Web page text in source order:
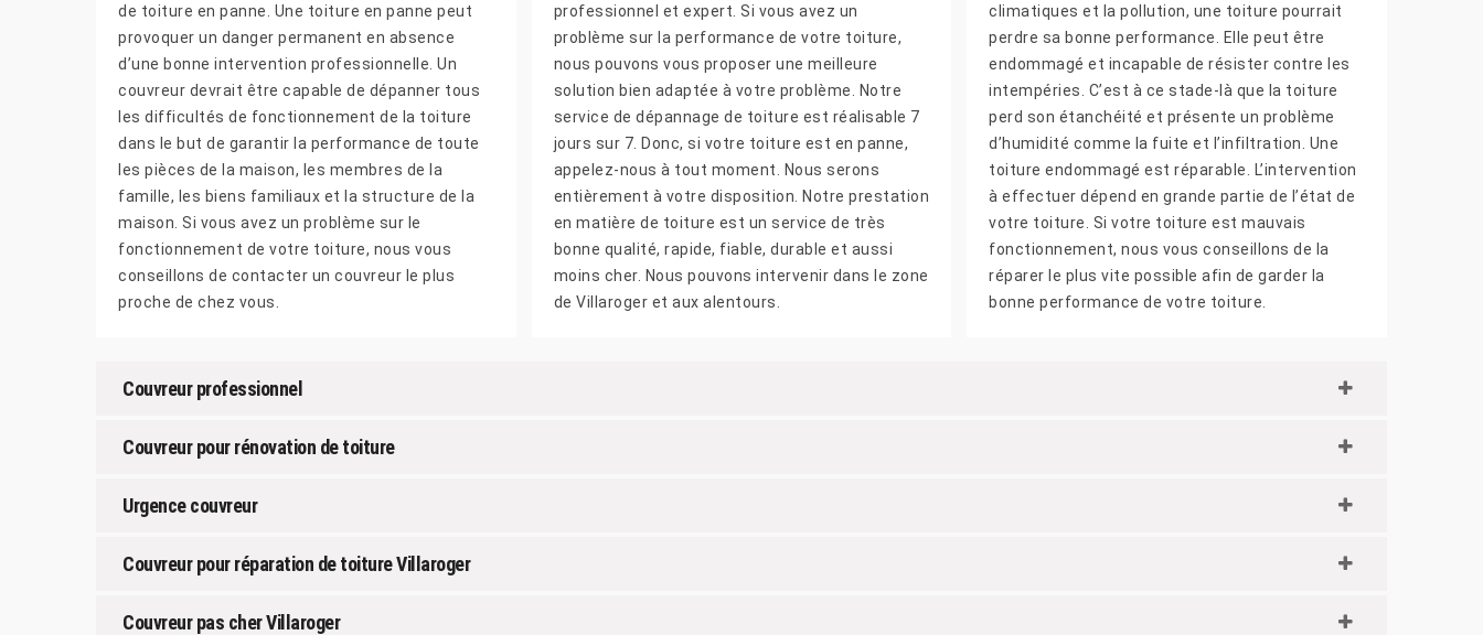
de toiture en panne. Une toiture en panne peut
provoquer un danger permanent en absence
d’une bonne intervention professionnelle. Un
couvreur devrait être capable de dépanner tous
les difficultés de fonctionnement de la toiture
dans le but de garantir la performance de toute
les pièces de la maison, les membres de la
famille, les biens familiaux et la structure de la
maison. Si vous avez un problème sur le
fonctionnement de votre toiture, nous vous
conseillons de contacter un couvreur le plus
proche de chez vous.
professionnel et expert. Si vous avez un
problème sur la performance de votre toiture,
nous pouvons vous proposer une meilleure
solution bien adaptée à votre problème. Notre
service de dépannage de toiture est réalisable 7
jours sur 7. Donc, si votre toiture est en panne,
appelez-nous à tout moment. Nous serons
entièrement à votre disposition. Notre prestation
en matière de toiture est un service de très
bonne qualité, rapide, fiable, durable et aussi
moins cher. Nous pouvons intervenir dans le zone
de Villaroger et aux alentours.
climatiques et la pollution, une toiture pourrait
perdre sa bonne performance. Elle peut être
endommagé et incapable de résister contre les
intempéries. C’est à ce stade-là que la toiture
perd son étanchéité et présente un problème
d’humidité comme la fuite et l’infiltration. Une
toiture endommagé est réparable. L’intervention
à effectuer dépend en grande partie de l’état de
votre toiture. Si votre toiture est mauvais
fonctionnement, nous vous conseillons de la
réparer le plus vite possible afin de garder la
bonne performance de votre toiture.
Couvreur professionnel
Couvreur pour rénovation de toiture
Urgence couvreur
Couvreur pour réparation de toiture Villaroger
Couvreur pas cher Villaroger